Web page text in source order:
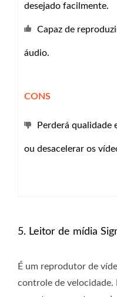
desejado facilmente.
Capaz de
áudio.
CONS
Perderá qualidade
ou desacelerar os
5. Leitor de mídia
É um reprodutor de
controle de